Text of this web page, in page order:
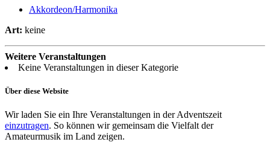
Akkordeon/Harmonika
Art: keine
Weitere Veranstaltungen
Keine Veranstaltungen in dieser Kategorie
Über diese Website
Wir laden Sie ein Ihre Veranstaltungen in der Adventszeit
einzutragen. So können wir gemeinsam die Vielfalt der
Amateurmusik im Land zeigen.